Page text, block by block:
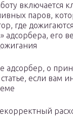
включается
паров,
где
адсорбера, его
адсорбер, о
если вам